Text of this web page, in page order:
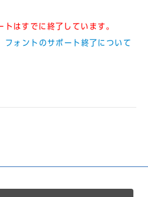
はすでに終了しています。
ォントのサポート終了について